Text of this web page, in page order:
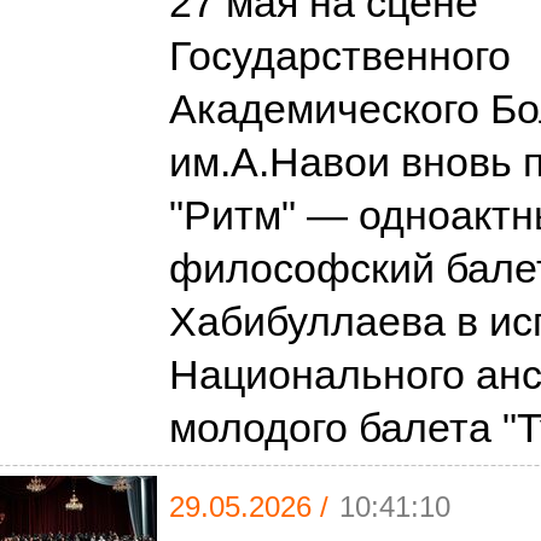
Государственного
Академического
им.А.Навои вновь
"Ритм" —
философский
Хабибуллаева в
Национального
молодого балета
29.05.2026 / 10:41:10